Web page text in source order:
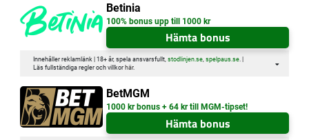
Betinia
100% bonus upp till 1000 kr
Hämta bonus
Innehåller reklamlänk | 18+ år, spela ansvarsfullt, stodlinjen.se, spelpaus.se. |
Läs fullständiga regler och villkor här.
BetMGM
1000 kr bonus + 64 kr till MGM-tipset!
Hämta bonus